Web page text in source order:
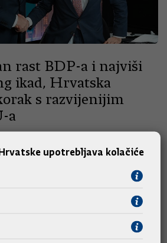
rast BDP-a i najviši
ikad, Hrvatska
s razvijenijim
a
upotrebljava kolačiće